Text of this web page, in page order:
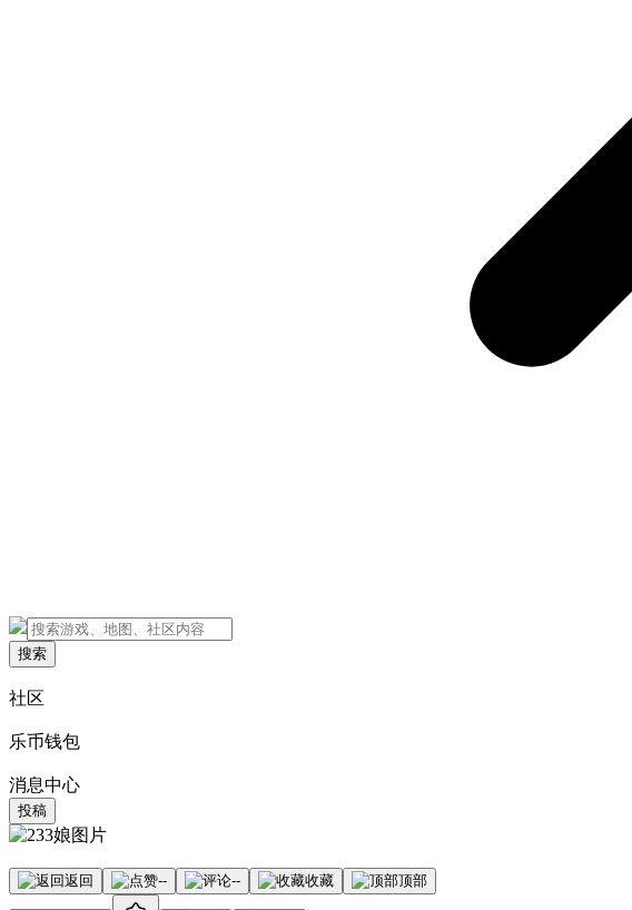
搜索
社区
乐币钱包
消息中心
投稿
返回 -- -- 收藏 顶部